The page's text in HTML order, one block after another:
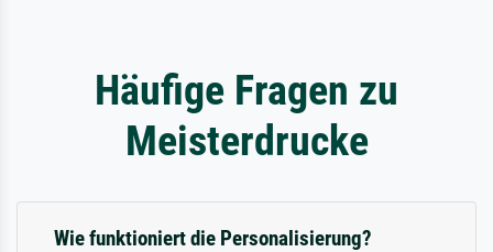
Häufige Fragen zu
Meisterdrucke
Wie funktioniert die Personalisierung?